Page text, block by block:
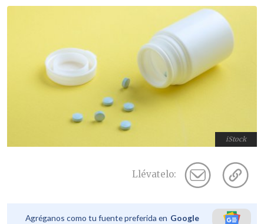
iStock
Llévatelo:
Agréganos como tu fuente preferida en Google